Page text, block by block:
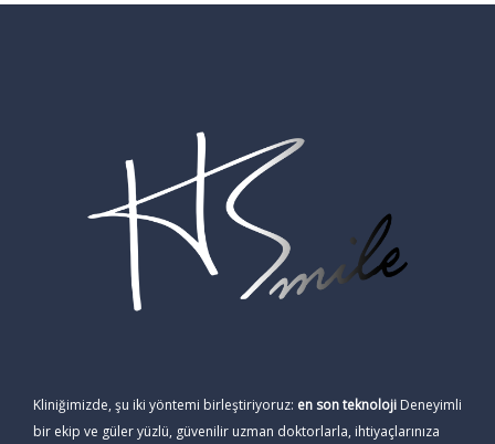
Kliniğimizde, şu iki yöntemi birleştiriyoruz: en son teknoloji Deneyimli
bir ekip ve güler yüzlü, güvenilir uzman doktorlarla, ihtiyaçlarınıza